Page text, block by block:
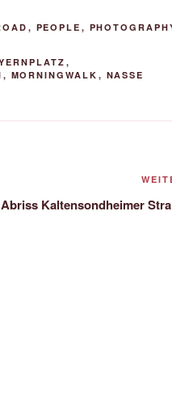
, PEOPLE ,
,
, MORNINGWALK , NASSE
Abriss Kaltensondheimer